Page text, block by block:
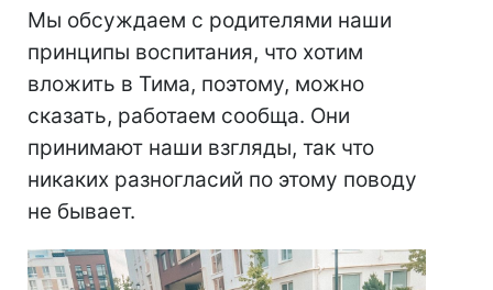
Мы обсуждаем с родителями наши
принципы воспитания, что хотим
вложить в Тима, поэтому, можно
сказать, работаем сообща. Они
принимают наши взгляды, так что
никаких разногласий по этому поводу
не бывает.